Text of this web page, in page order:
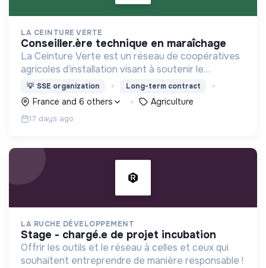
LA CEINTURE VERTE
conseiller.ère technique en maraîchage
La Ceinture Verte est un réseau de coopératives
agricoles d’installation visant à soutenir le
développement d’une filière locale en agriculture
biologique plus rémunératrice pour les
producteurs.
💡 SSE organization Long-term contract
France and 6 others Agriculture
17 days ago
LA RUCHE DÉVELOPPEMENT
stage - chargé.e de projet incubation
Offrir les outils et le réseau à celles et ceux qui
souhaitent entreprendre de manière responsable !